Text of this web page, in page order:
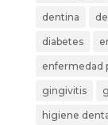
dentina
diabetes
enfermedad
gingivitis
higiene